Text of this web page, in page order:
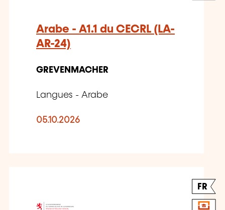
Arabe - A1.1 du CECRL (LA-
AR-24)
GREVENMACHER
Langues - Arabe
05.10.2026
FR